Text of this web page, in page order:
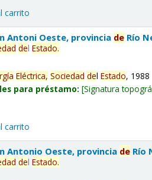
carrito
Antoni Oeste, provincia de Río
delEstado.
Eléctrica, Sociedad delEstado, 1988
para préstamo: Signatura
carrito
Antonio Oeste, provincia de Río
delEstado.